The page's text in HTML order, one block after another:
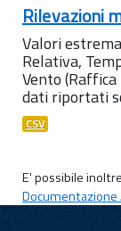
Rilevazioni
Valori
Relativa,
Vento
dati riportati
CSV
E' possibile
Documentazione